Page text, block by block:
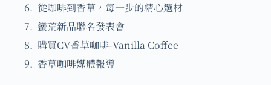
從咖啡到香草，每一步的精心選材
蠻荒新品聯名發表會
購買CV香草咖啡-Vanilla Coffee
香草咖啡媒體報導